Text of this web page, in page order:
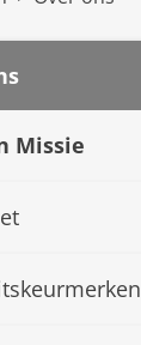
Missie